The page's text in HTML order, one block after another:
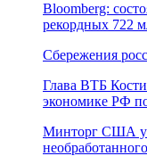
Bloomberg:
рекордных 722
Сбережения
Глава ВТБ
экономике РФ
Минторг США